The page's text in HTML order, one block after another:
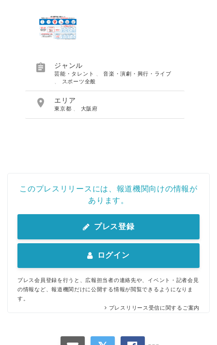
 ジャンル
芸能・タレント 、音楽・演劇・興行・ライブ
、
スポーツ全般
 エリア
東京都 、 大阪府
このプレスリリースには、報道機関向けの情報が
あります。
プレス登録
ログイン
プレス会員登録を行うと、広報担当者の連絡先や、イベント・記者会見
の情報など、報道機関だけに公開する情報が閲覧できるようになりま
す。
プレスリリース受信に関するご案内